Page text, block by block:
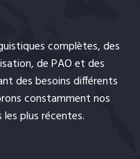
complètes, des
, dePAOetdes
des besoins différents
constamment nos
plus récentes.